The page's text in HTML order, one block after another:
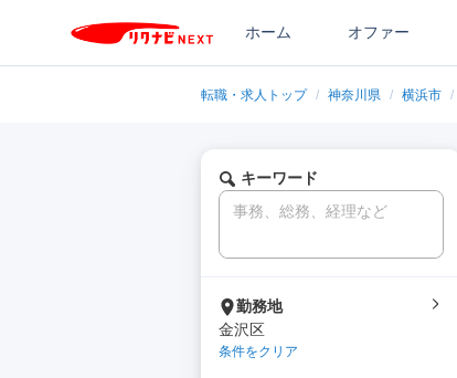
ホーム オファー
転職・求人トップ / 神奈川県 / 横浜市 /
キーワード
勤務地
金沢区
条件をクリア